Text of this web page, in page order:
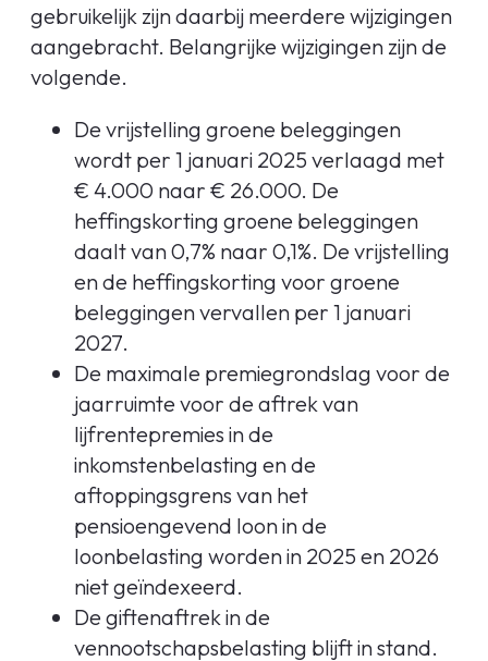
gebruikelijk zijn daarbij meerdere wijzigingen
aangebracht. Belangrijke wijzigingen zijn de
volgende.
De vrijstelling groene beleggingen
wordt per 1 januari 2025 verlaagd met
€ 4.000 naar € 26.000. De
heffingskorting groene beleggingen
daalt van 0,7% naar 0,1%. De vrijstelling
en de heffingskorting voor groene
beleggingen vervallen per 1 januari
2027.
De maximale premiegrondslag voor de
jaarruimte voor de aftrek van
lijfrentepremies in de
inkomstenbelasting en de
aftoppingsgrens van het
pensioengevend loon in de
loonbelasting worden in 2025 en 2026
niet geïndexeerd.
De giftenaftrek in de
vennootschapsbelasting blijft in stand.